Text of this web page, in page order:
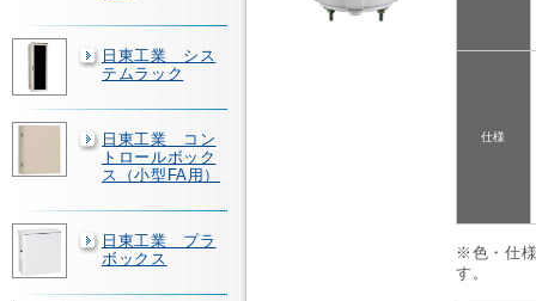
日東工業 シス
テムラック
日東工業 コン
トロールボック
ス（小型FA用）
日東工業 プラ
ボックス
仕様
※色・仕
す。